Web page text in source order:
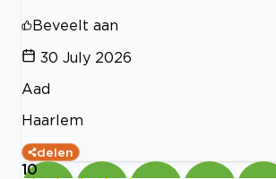
Beveelt aan
30 July 2026
Aad
Haarlem
delen
10